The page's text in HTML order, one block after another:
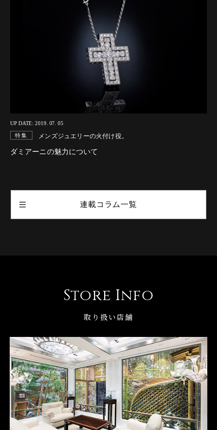
UP DATE: 2019. 07. 05
特集 メンズジュエリーの火付け役。
ダミアーニの魅力について
連載コラム一覧
Store Info
取り扱い店舗